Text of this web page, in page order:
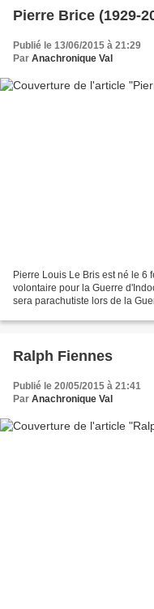
Pierre Brice (1929-
Publié le 13/06/2015 à 21:29
Par Anachronique Val
Pierre Louis Le Bris est né le 6
volontaire pour la Guerre
sera parachutiste lors de la
Ralph Fiennes
Publié le 20/05/2015 à 21:41
Par Anachronique Val